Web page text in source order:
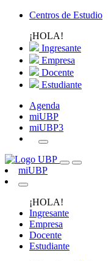
Centros de Estudio
¡HOLA!
Ingresante
Empresa
Docente
Estudiante
Agenda
miUBP
miUBP3
miUBP
¡HOLA!
Ingresante
Empresa
Docente
Estudiante